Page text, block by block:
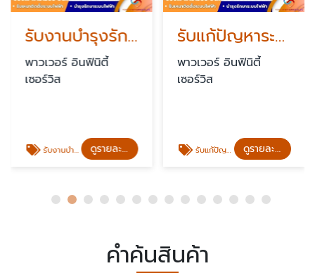
รับงานบำรุงรักษาระบบไฟฟ้า PM
พาวเวอร์ อินฟินิตี้
เซอร์วิส
รับงานบำรุงรักษาระบบไฟฟ้า PM ดูรายละเอียด
รับแก้ปัญหาระบบไฟฟ้าขัดข้องฉุกเฉิน standby 24 ชั่วโมง
พาวเวอร์ อินฟินิตี้
เซอร์วิส
รับแก้ปัญหาระบบไฟฟ้าขัดข้องฉุกเฉิน standby 24 ชั่วโมง ดูรายละเอียด
คำค้นสินค้า